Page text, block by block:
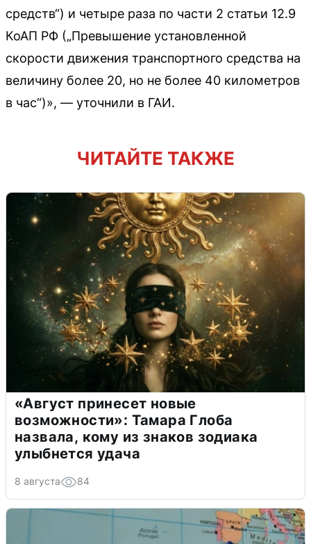
средств“) и четыре раза по части 2 статьи 12.9
КоАП РФ („Превышение установленной
скорости движения транспортного средства на
величину более 20, но не более 40 километров
в час“)», — уточнили в ГАИ.
ЧИТАЙТЕ ТАКЖЕ
«Август принесет новые
возможности»: Тамара Глоба
назвала, кому из знаков зодиака
улыбнется удача
8 августа 84